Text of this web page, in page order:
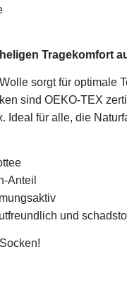
Tragekomfort
sorgt für optimale
sind OEKO-TEX
Ideal für alle, die
Anteil
und